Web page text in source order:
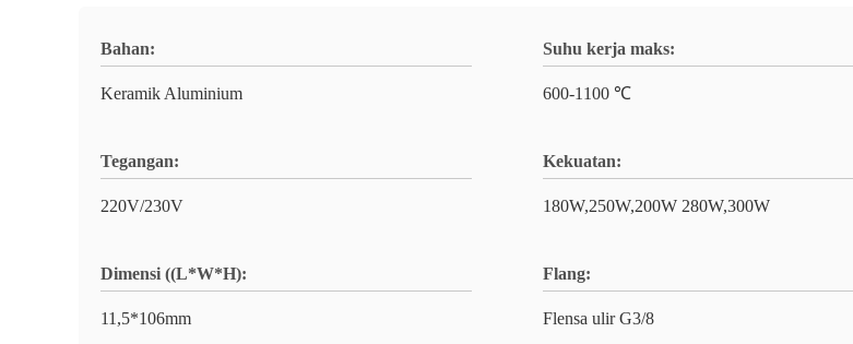
Bahan:
Keramik Aluminium
Suhu kerja maks:
600-1100 ℃
Tegangan:
220V/230V
Kekuatan:
180W,250W,200W 280W,300W
Dimensi ((L*W*H):
11,5*106mm
Flang:
Flensa ulir G3/8